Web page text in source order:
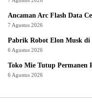
Ancaman Arc Flash Data
7 Agustus 2026
Pabrik Robot Elon Musk di
6 Agustus 2026
Toko Mie Tutup Permanen
6 Agustus 2026